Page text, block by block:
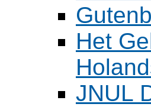
Het
JNUL